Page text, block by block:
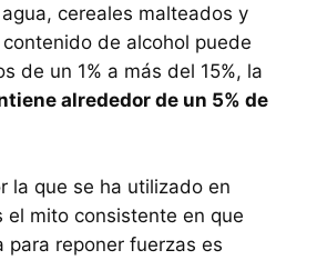
cereales malteados y
de alcohol puede
de un 1% a más del 15%, la
alrededor de un 5% de
la que se ha utilizado en
el mito consistente en que
para reponer fuerzas es